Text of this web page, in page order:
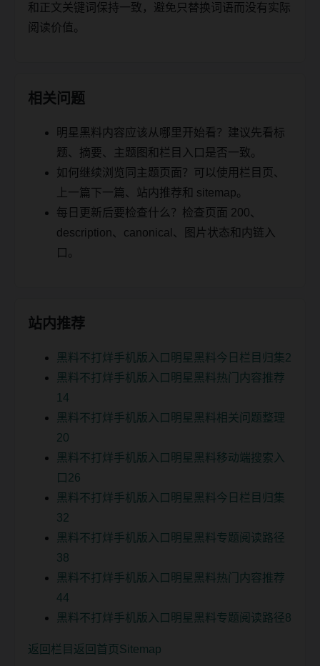
和正文关键词保持一致，避免只替换词语而没有实际
阅读价值。
相关问题
明星黑料内容应该从哪里开始看？建议先看标
题、摘要、主题图和栏目入口是否一致。
如何继续浏览同主题页面？可以使用栏目页、
上一篇下一篇、站内推荐和 sitemap。
每日更新后要检查什么？检查页面 200、
description、canonical、图片状态和内链入
口。
站内推荐
黑料不打烊手机版入口明星黑料今日栏目归集2
黑料不打烊手机版入口明星黑料热门内容推荐
14
黑料不打烊手机版入口明星黑料相关问题整理
20
黑料不打烊手机版入口明星黑料移动端搜索入
口26
黑料不打烊手机版入口明星黑料今日栏目归集
32
黑料不打烊手机版入口明星黑料专题阅读路径
38
黑料不打烊手机版入口明星黑料热门内容推荐
44
黑料不打烊手机版入口明星黑料专题阅读路径8
返回栏目 返回首页 Sitemap